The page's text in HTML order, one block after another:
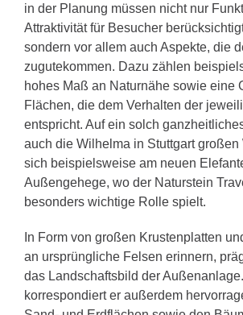
in der Planung müssen nicht nur
Attraktivität für Besucher
sondern vor allem auch Aspekte, die
zugutekommen. Dazu zählen
hohes Maß an Naturnähe sowie eine
Flächen, die dem Verhalten der
entspricht. Auf ein solch
auch die Wilhelma in Stuttgart großen
sich beispielsweise am neuen
Außengehege, wo der Naturstein
besonders wichtige Rolle spielt.
In Form von großen Krustenplatten
an ursprüngliche Felsen erinnern,
das Landschaftsbild der
korrespondiert er außerdem